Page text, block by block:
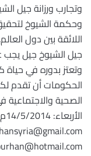
وتجارب ورزانة جيل
وحكمة الشيوخ
اللائقة بين دول العالم.
جيل الشيوخ جيل يجب
وتعتز بدوره في
الحكومات أن تقدم
الصحية والاجتماعية
الأربعاء: 14/5/2014م العميد المتقاعد برهان إبراهيم كريم